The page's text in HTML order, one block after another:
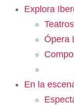
Explora
Teatros
Ópera
En la